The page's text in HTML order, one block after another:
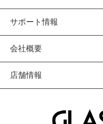
サポート情報
会社概要
店舗情報